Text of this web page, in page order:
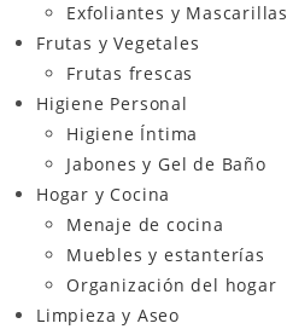
Exfoliantes y Mascarillas
Frutas y Vegetales
Frutas frescas
Higiene Personal
Higiene Íntima
Jabones y Gel de Baño
Hogar y Cocina
Menaje de cocina
Muebles y estanterías
Organización del hogar
Limpieza y Aseo